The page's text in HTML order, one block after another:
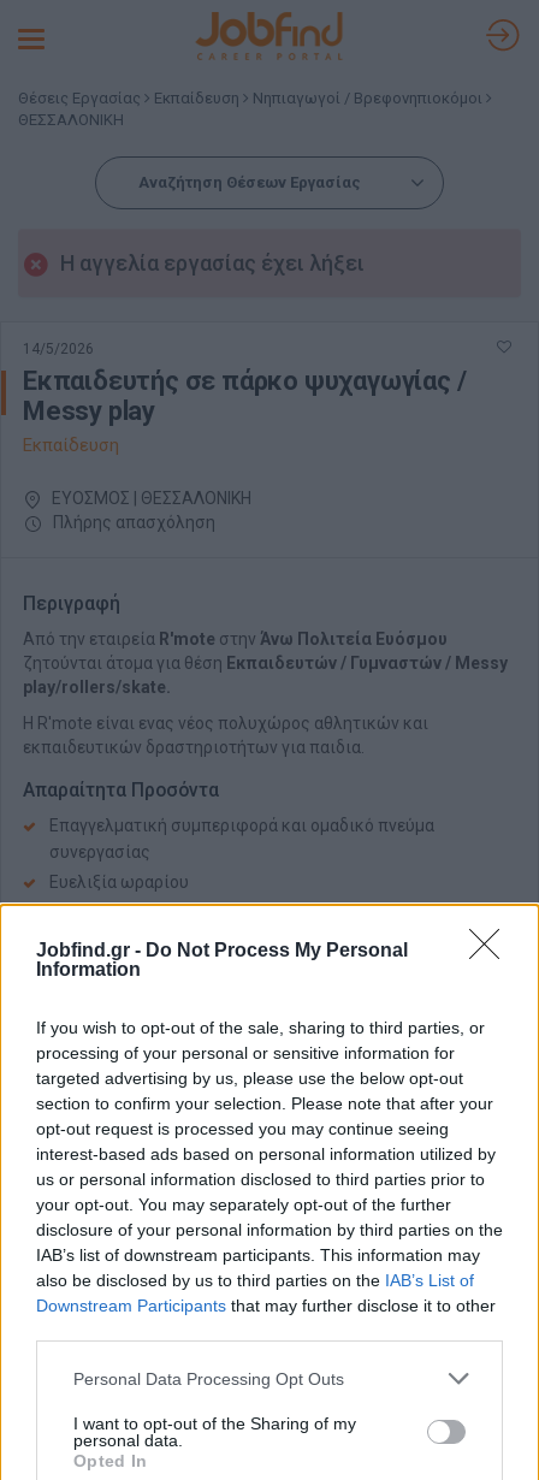
Jobfind.gr - Do Not Process My Personal
Information
If you wish to opt-out of the sale, sharing to third parties, or
processing of your personal or sensitive information for
targeted advertising by us, please use the below opt-out
section to confirm your selection. Please note that after your
opt-out request is processed you may continue seeing
interest-based ads based on personal information utilized by
us or personal information disclosed to third parties prior to
your opt-out. You may separately opt-out of the further
disclosure of your personal information by third parties on the
IAB’s list of downstream participants. This information may
also be disclosed by us to third parties on the IAB’s List of
Downstream Participants that may further disclose it to other
Personal Data Processing Opt Outs
I want to opt-out of the Sharing of my
personal data.
Opted In
Toggle
Θέσεις Εργασίας Εκπαίδευση
Νηπιαγωγοί / Βρεφονηπιοκόμοι
ΘΕΣΣΑΛΟΝΙΚΗ
Αναζήτηση Θέσεων Εργασίας
Η αγγελία εργασίας έχει λήξει
14/5/2026
Εκπαιδευτής σε πάρκο ψυχαγωγίας /
Messy play
Εκπαίδευση
ΕΥΟΣΜΟΣ | ΘΕΣΣΑΛΟΝΙΚΗ
Πλήρης απασχόληση
Περιγραφή
Από την εταιρεία R'mote στην Άνω Πολιτεία Ευόσμου
ζητούνται άτομα για θέση Εκπαιδευτών / Γυμναστών / Messy
play/rollers/skate.
Η R'mote είναι ενας νέος πολυχώρος αθλητικών και
εκπαιδευτικών δραστηριοτήτων για παιδια.
Απαραίτητα Προσόντα
Επαγγελματική συμπεριφορά και ομαδικό πνεύμα
συνεργασίας
Ευελιξία ωραρίου
Ευχάριστη προσωπικότητα
Μερική Απασχόληση
Ευχάριστο περιβάλλον εργασίας
Θέσεις εργασίας